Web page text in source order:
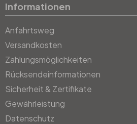
Informationen
Anfahrtsweg
Versandkosten
Zahlungsmöglichkeiten
Rücksendeinformationen
Sicherheit & Zertifikate
Gewährleistung
Datenschutz